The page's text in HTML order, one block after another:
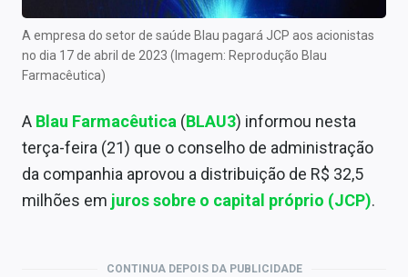
Central de Fundos Imobiliários
Central dos IPOs
Finanças Pessoais
Mercados
Economia
A empresa do setor de saúde Blau pagará JCP aos acionistas
no dia 17 de abril de 2023 (Imagem: Reprodução Blau
Farmacêutica)
A Blau Farmacêutica (BLAU3) informou nesta
terça-feira (21) que o conselho de administração
da companhia aprovou a distribuição de R$ 32,5
milhões em juros sobre o capital próprio (JCP).
CONTINUA DEPOIS DA PUBLICIDADE